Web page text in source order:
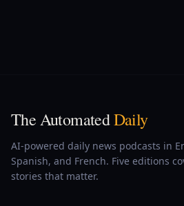
The AutomatedDaily
AI-powered daily news podcasts in
Spanish, and French. Five editions
stories that matter.